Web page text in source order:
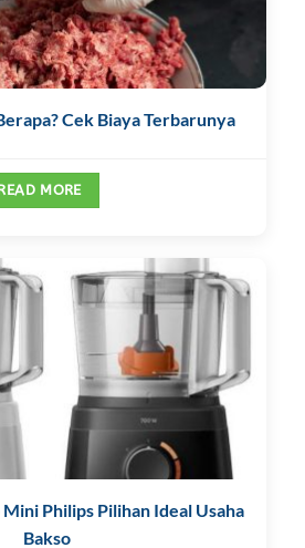
Cek Biaya Terbarunya
MORE
Philips Pilihan Ideal Usaha
Bakso